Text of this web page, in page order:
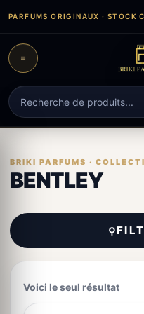
contenu
PARFUMS ORIGINAUX · STOCK
Recherche
de
produits
BENTLEY
⚲
Voici le seul résultat